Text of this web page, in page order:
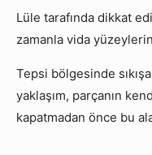
Lüle tarafında dikkat
zamanla vida
Tepsi bölgesinde
yaklaşım, parçanın
kapatmadan önce bu